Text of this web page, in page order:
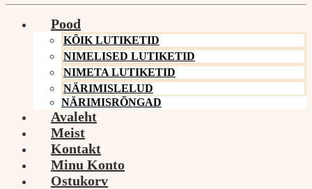
Pood
KÕIK LUTIKETID
NIMELISED LUTIKETID
NIMETA LUTIKETID
NÄRIMISLELUD
NÄRIMISRÕNGAD
Avaleht
Meist
Kontakt
Minu Konto
Ostukorv